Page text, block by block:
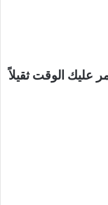
عليك الوقت ثقيلاً